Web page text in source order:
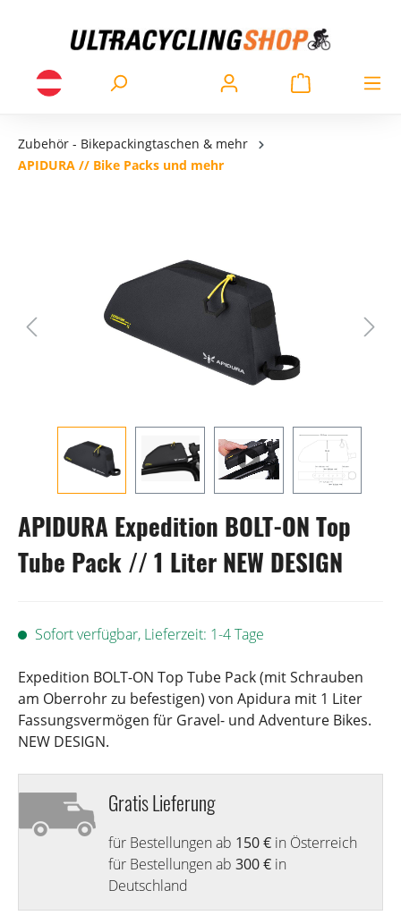
Zubehör - Bikepackingtaschen & mehr
APIDURA // Bike Packs und mehr
APIDURA Expedition BOLT-ON Top
Tube Pack // 1 Liter NEW DESIGN
Sofort verfügbar, Lieferzeit: 1-4 Tage
Expedition BOLT-ON Top Tube Pack (mit Schrauben
am Oberrohr zu befestigen) von Apidura mit 1 Liter
Fassungsvermögen für Gravel- und Adventure Bikes.
NEW DESIGN.
Gratis Lieferung
für Bestellungen ab 150 € in Österreich
für Bestellungen ab 300 € in
Deutschland